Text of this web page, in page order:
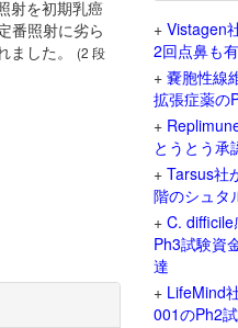
射を初期乳癌
番照射に劣ら
した。
(2 段
+ Vistagen
2回点鼻も
+ 嚢胞性線
拡張症薬の
+
とうとう承
+ Tarsus社
階のシュタ
+ C.
Ph3試験資
達
+ LifeMind
001のPh2